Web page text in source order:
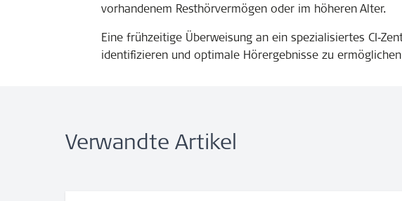
vorhandenem Resthörvermögen oder im höheren Alter.
Eine frühzeitige Überweisung an ein spezialisiertes
identifizieren und optimale Hörergebnisse zu
Verwandte Artikel